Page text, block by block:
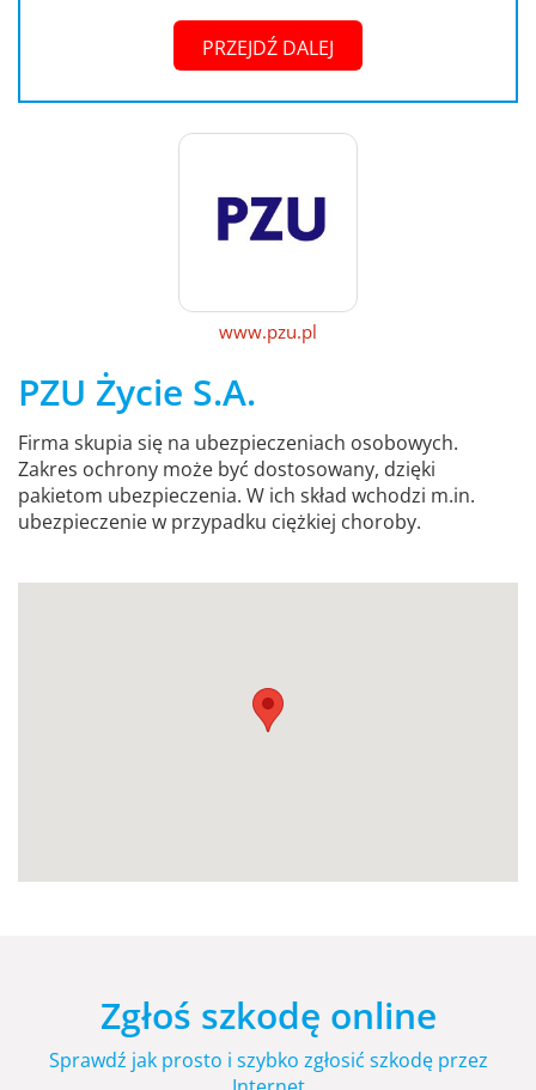
PRZEJDŹ DALEJ
www.pzu.pl
PZU Życie S.A.
Firma skupia się na ubezpieczeniach osobowych.
Zakres ochrony może być dostosowany, dzięki
pakietom ubezpieczenia. W ich skład wchodzi m.in.
ubezpieczenie w przypadku ciężkiej choroby.
Zgłoś szkodę online
Sprawdź jak prosto i szybko zgłosić szkodę przez